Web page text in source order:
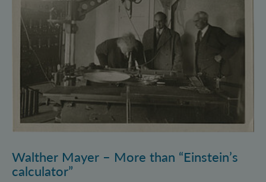
Walther Mayer – More than “Einstein’s
calculator”